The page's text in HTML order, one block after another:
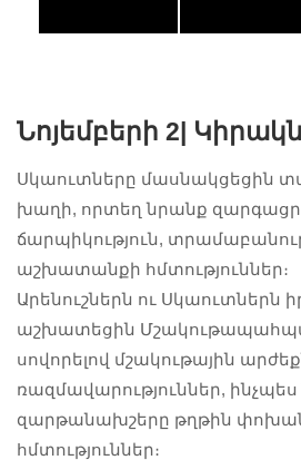
Նոյեմբերի 2|
Սկաուտները մասնակցեցին
խաղի, որտեղ նրանք
ճարպիկություն,
աշխատանքի հմտություններ։
Արենուշներն ու Սկաուտներն
աշխատեցին
սովորելով մշակութային
ռազմավարություններ,
զարթանախշերը թղթին
հմտություններ։